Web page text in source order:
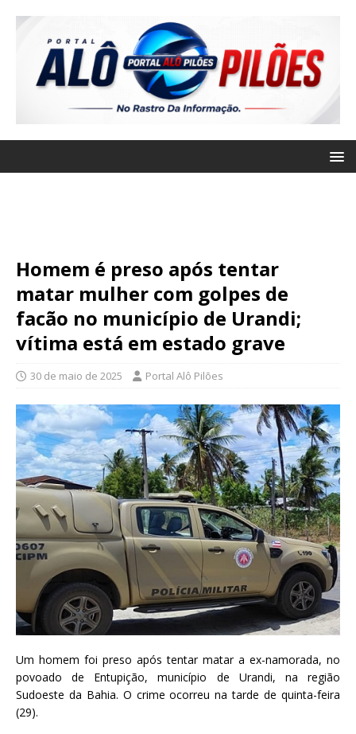
Homem é preso após tentar
matar mulher com golpes de
facão no município de Urandi;
vítima está em estado grave
30 de maio de 2025 Portal Alô Pilões
Um homem foi preso após tentar matar a ex-namorada, no
povoado de Entupição, município de Urandi, na região
Sudoeste da Bahia. O crime ocorreu na tarde de quinta-feira
(29).